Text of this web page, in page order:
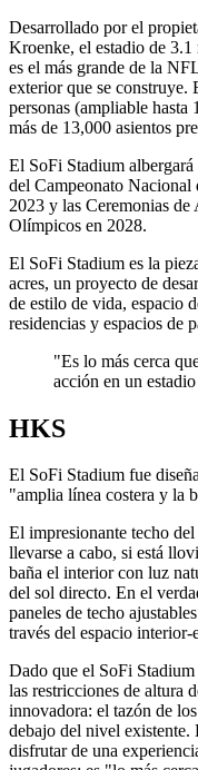
Desarrollado por el
Kroenke, el estadio de
es el más grande de la
exterior que se construye.
personas (ampliable
más de 13,000 asientos
El SoFi Stadium albergará
del Campeonato
2023 y las Ceremonias de
Olímpicos en 2028.
El SoFi Stadium es la
acres, un proyecto de
de estilo de vida, espacio
residencias y espacios de
"Es lo más cerca
acción en un
HKS
El SoFi Stadium fue
"amplia línea costera y la
El impresionante techo
llevarse a cabo, si está
baña el interior con luz
del sol directo. En el
paneles de techo
través del espacio interior-
Dado que el SoFi
las restricciones de altura
innovadora: el tazón de
debajo del nivel existente.
disfrutar de una